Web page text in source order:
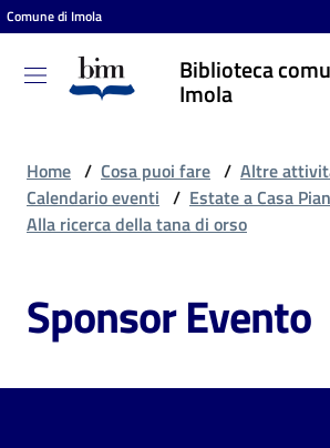
Vai al contenuto
Vai alla navigazione
Vai al footer
Comune di Imola
Biblioteca
Imola
Biblioteca
comunale
Cosa
fare
Home / Cosa puoi fare / Altre
Calendario eventi / Estate a Casa
Alla ricerca della tana di orso
Sponsor Evento